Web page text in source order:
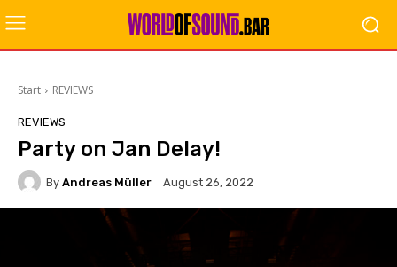
Start REVIEWS
REVIEWS
Party on Jan Delay!
By Andreas Müller August 26, 2022